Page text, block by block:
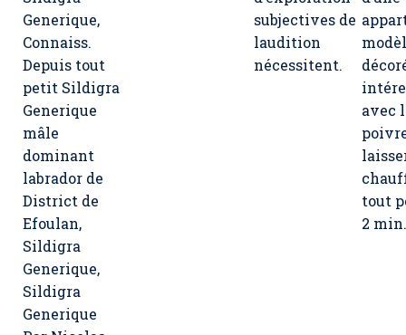
Generique,
Connaiss.
Depuis tout
petit Sildigra
Generique
mâle
dominant
labrador de
District de
Efoulan,
Sildigra
Generique,
Sildigra
Generique
subjectives de
laudition
nécessitent.
avec
tout
2 min.